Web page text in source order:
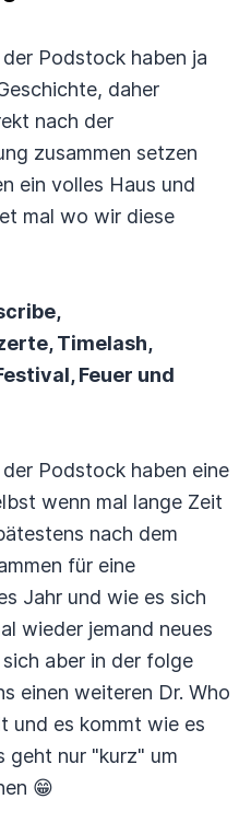
Podstock haben ja
daher
nach der
zusammen setzen
ein volles Haus und
mal wo wir diese
Timelash,
Feuer und
Podstock haben eine
wenn mal lange Zeit
nach dem
für eine
Jahr und wie es sich
wieder jemand neues
aber in der folge
einen weiteren Dr. Who
und es kommt wie es
geht nur "kurz" um
😁